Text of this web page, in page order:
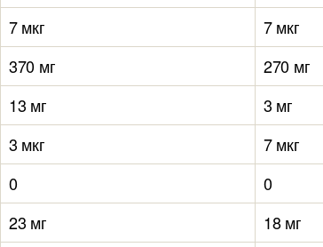
7 мкг
7 мкг
370 мг
270 мг
13 мг
3 мг
3 мкг
7 мкг
0
0
23 мг
18 мг